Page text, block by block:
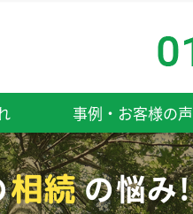
事例・お客様の声
相続の悩み!